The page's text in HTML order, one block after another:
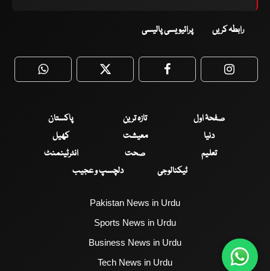
رابطہ کریں پرائیویسی پالیسی
WhatsApp Twitter Facebook
صفحۂ اول تازہ ترین
پاکستان
دنیا
معیشت
کھیل
تعلیم
صحت
انٹرٹینمنٹ
ٹیکنالوجی
دلچسپ و عجیب
Pakistan News in Urdu
Sports News in Urdu
Business News in Urdu
Tech News in Urdu